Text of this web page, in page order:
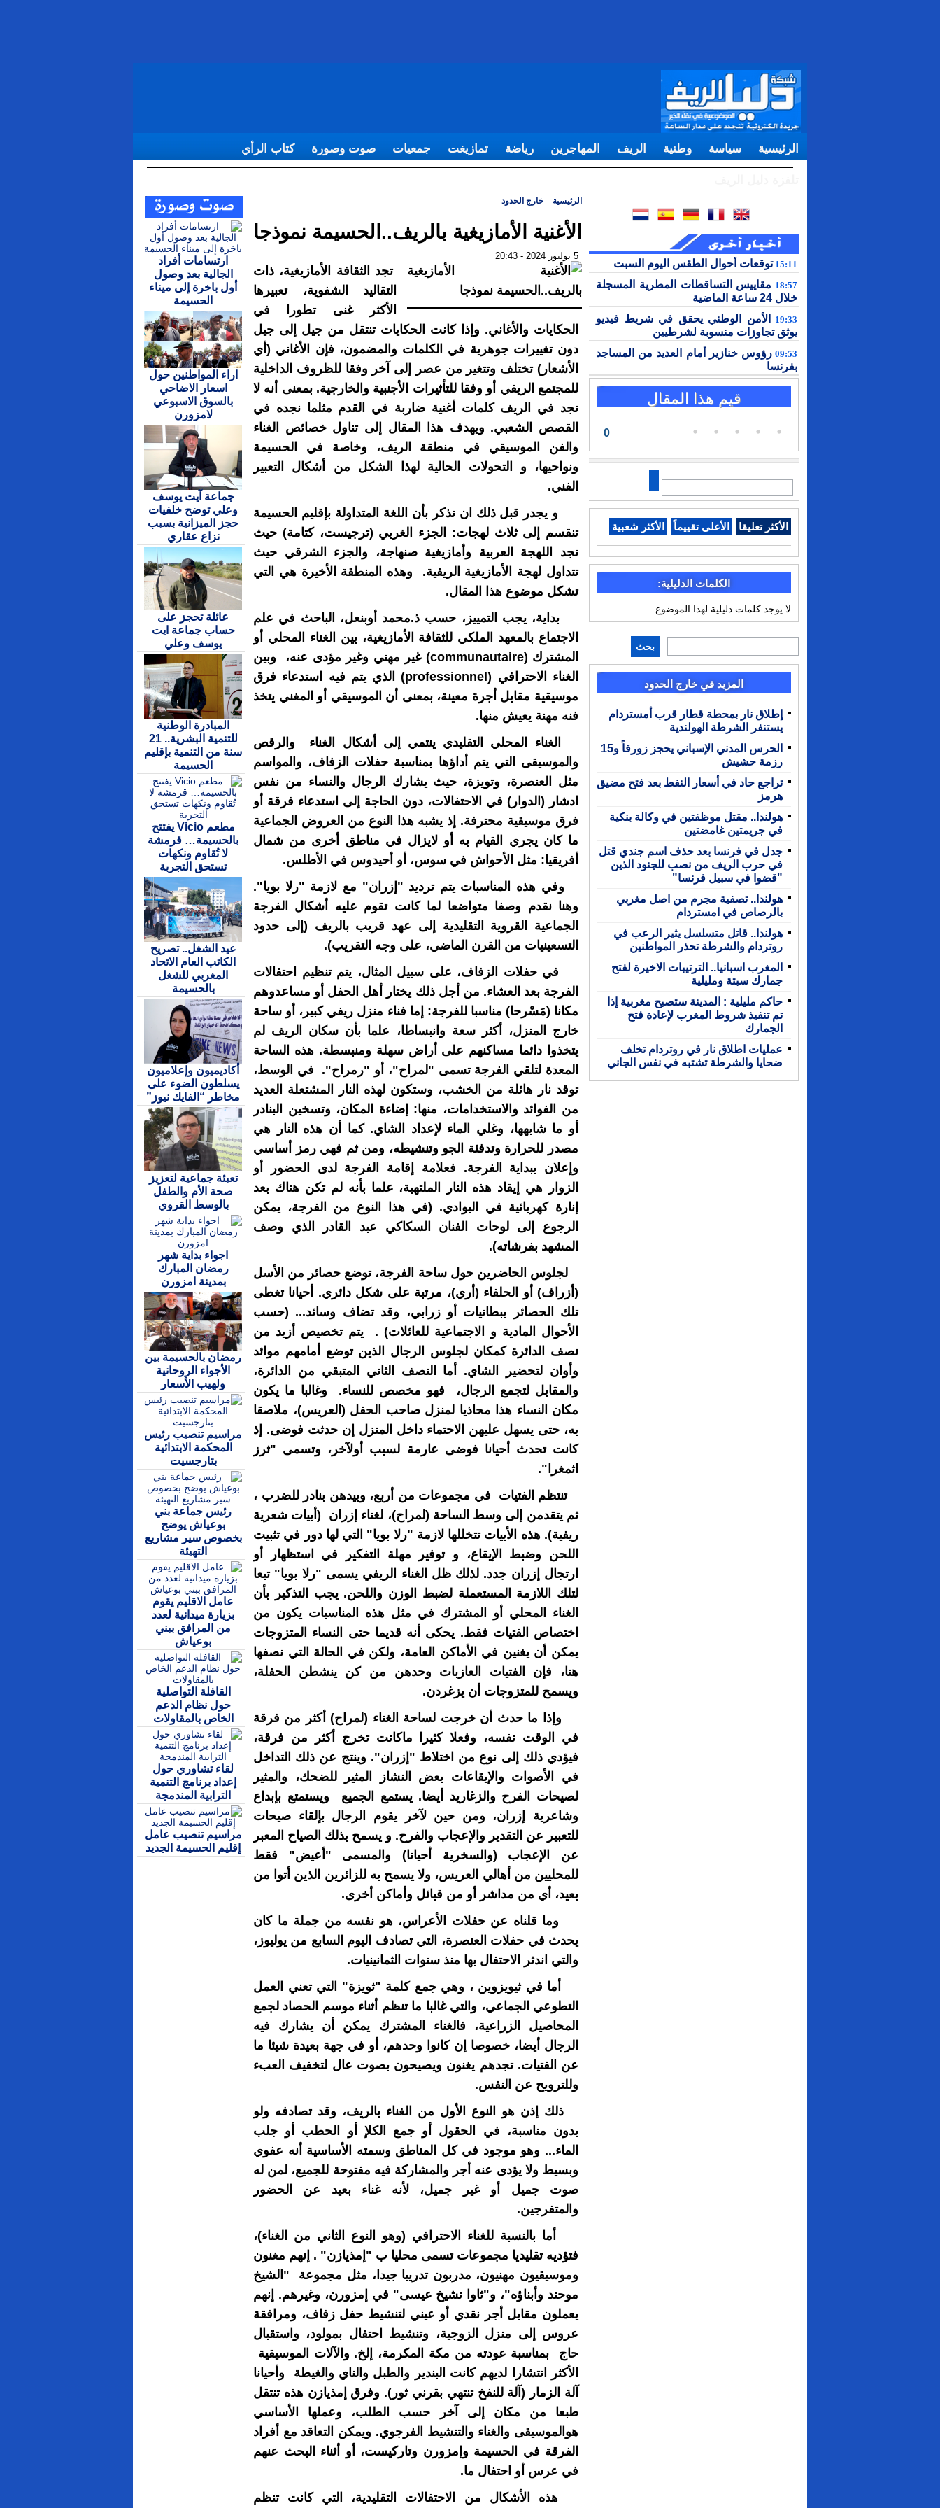
الرئيسية سياسة وطنية الريف المهاجرين رياضة تمازيغت جمعيات صوت وصورة كتاب الرأي
15:11 توقعات أحوال الطقس اليوم السبت
18:57 مقاييس التساقطات المطرية المسجلة
خلال 24 ساعة الماضية
19:33 الأمن الوطني يحقق في شريط فيديو
يوثق تجاوزات منسوبة لشرطيين
09:53 رؤوس خنازير أمام العديد من المساجد
بفرنسا
قيم هذا المقال
0
الأكثر تعليقا الأعلى تقييماً الأكثر شعبية
الكلمات الدليلية:
لا يوجد كلمات دليلية لهذا الموضوع
بحث
المزيد في خارج الحدود
إطلاق نار بمحطة قطار قرب أمستردام
يستنفر الشرطة الهولندية
الحرس المدني الإسباني يحجز زورقاً و15
رزمة حشيش
تراجع حاد في أسعار النفط بعد فتح مضيق
هرمز
هولندا.. مقتل موظفتين في وكالة بنكية
في جريمتين غامضتين
جدل في فرنسا بعد حذف اسم جندي قتل
في حرب الريف من نصب للجنود الذين
"قضوا في سبيل فرنسا"
هولندا.. تصفية مجرم من اصل مغربي
بالرصاص في امستردام
هولندا.. قاتل متسلسل يثير الرعب في
روتردام والشرطة تحذر المواطنين
المغرب اسبانيا.. الترتيبات الاخيرة لفتح
جمارك سبتة ومليلية
حاكم مليلية : المدينة ستصبح مغربية إذا
تم تنفيذ شروط المغرب لإعادة فتح
الجمارك
عمليات اطلاق نار في روتردام تخلف
ضحايا والشرطة تشتبه في نفس الجاني
الرئيسية خارج الحدود
الأغنية الأمازيغية بالريف..الحسيمة نموذجا
5 يوليوز 2024 - 20:43
تجد الثقافة الأمازيغية، ذات
التقاليد الشفوية، تعبيرها
الأكثر غنى تطورا في
الحكايات والأغاني. وإذا كانت الحكايات تنتقل من جيل إلى جيل
دون تغييرات جوهرية في الكلمات والمضمون، فإن الأغاني (أي
الأشعار) تختلف وتتغير من عصر إلى آخر وفقا للظروف الداخلية
للمجتمع الريفي أو وفقا للتأثيرات الأجنبية والخارجية. بمعنى أنه لا
نجد في الريف كلمات أغنية ضاربة في القدم مثلما نجده في
القصص الشعبي. ويهدف هذا المقال إلى تناول خصائص الغناء
والفن الموسيقي في منطقة الريف، وخاصة في الحسيمة
ونواحيها، و التحولات الحالية لهذا الشكل من أشكال التعبير
الفني.
و يجدر قبل ذلك ان نذكر بأن اللغة المتداولة بإقليم الحسيمة
تنقسم إلى ثلاث لهجات: الجزء الغربي (ترجيست، كتامة) حيث
نجد اللهجة العربية وأمازيغية صنهاجة، والجزء الشرقي حيث
تتداول لهجة الأمازيغية الريفية. وهذه المنطقة الأخيرة هي التي
تشكل موضوع هذا المقال.
بداية، يجب التمييز، حسب ذ.محمد أوبنعل، الباحث في علم
الاجتماع بالمعهد الملكي للثقافة الأمازيغية، بين الغناء المحلي أو
المشترك (communautaire) غير مهني وغير مؤدى عنه، وبين
الغناء الاحترافي (professionnel) الذي يتم فيه استدعاء فرق
موسيقية مقابل أجرة معينة، بمعنى أن الموسيقي أو المغني يتخذ
فنه مهنة يعيش منها.
الغناء المحلي التقليدي ينتمي إلى أشكال الغناء والرقص
والموسيقى التي يتم أداؤها بمناسبة حفلات الزفاف، والمواسم
مثل العنصرة، وتويزة، حيث يشارك الرجال والنساء من نفس
ادشار (الدوار) في الاحتفالات، دون الحاجة إلى استدعاء فرقة أو
فرق موسيقية محترفة. إذ يشبه هذا النوع من العروض الجماعية
ما كان يجري القيام به أو لايزال في مناطق أخرى من شمال
أفريقيا: مثل الأحواش في سوس، أو أحيدوس في الأطلس.
وفي هذه المناسبات يتم ترديد "إزران" مع لازمة "رلا بويا".
وهنا نقدم وصفا متواضعا لما كانت تقوم عليه أشكال الفرجة
الجماعية القروية التقليدية إلى عهد قريب بالريف (إلى حدود
التسعينيات من القرن الماضي، على وجه التقريب).
في حفلات الزفاف، على سبيل المثال، يتم تنظيم احتفالات
الفرجة بعد العشاء. من أجل ذلك يختار أهل الحفل أو مساعدوهم
مكانا (مَسْرحا) مناسبا للفرجة: إما فناء منزل ريفي كبير، أو ساحة
خارج المنزل، أكثر سعة وانبساطا، علما بأن سكان الريف لم
يتخذوا دائما مساكنهم على أراض سهلة ومنبسطة. هذه الساحة
المعدة لتلقي الفرجة تسمى "لمراح"، أو "رمراح". في الوسط،
توقد نار هائلة من الخشب، وستكون لهذه النار المشتعلة العديد
من الفوائد والاستخدامات، منها: إضاءة المكان، وتسخين البنادر
أو ما شابهها، وغلي الماء لإعداد الشاي. كما أن هذه النار هي
مصدر للحرارة وتدفئة الجو وتنشيطه، ومن ثم فهي رمز أساسي
وإعلان ببداية الفرجة. فعلامة إقامة الفرجة لدى الحضور أو
الزوار هي إيقاد هذه النار الملتهبة، علما بأنه لم تكن هناك بعد
إنارة كهربائية في البوادي. (في هذا النوع من الفرجة، يمكن
الرجوع إلى لوحات الفنان السكاكي عبد القادر الذي وصف
المشهد بفرشاته).
لجلوس الحاضرين حول ساحة الفرجة، توضع حصائر من الأسل
(أزراف) أو الحلفاء (أري)، مرتبة على شكل دائري. أحيانا تغطى
تلك الحصائر ببطانيات أو زرابي، وقد تضاف وسائد... (حسب
الأحوال المادية و الاجتماعية للعائلات) . يتم تخصيص أزيد من
نصف الدائرة كمكان لجلوس الرجال الذين توضع أمامهم موائد
وأوان لتحضير الشاي. أما النصف الثاني المتبقي من الدائرة،
والمقابل لتجمع الرجال، فهو مخصص للنساء. وغالبا ما يكون
مكان النساء هذا محاذيا لمنزل صاحب الحفل (العريس)، ملاصقا
به، حتى يسهل عليهن الاحتماء داخل المنزل إن حدثت فوضى. إذ
كانت تحدث أحيانا فوضى عارمة لسبب أولآخر، وتسمى "ثرز
اثمغرا".
تنتظم الفتيات في مجموعات من أربع، وبيدهن بنادر للضرب ،
ثم يتقدمن إلى وسط الساحة (لمراح)، لغناء إزران (أبيات شعرية
ريفية). هذه الأبيات تتخللها لازمة "رلا بويا" التي لها دور في تثبيت
اللحن وضبط الإيقاع، و توفير مهلة التفكير في استظهار أو
ارتجال إزران جدد. لذلك ظل الغناء الريفي يسمى "رلا بويا" تبعا
لتلك اللازمة المستعملة لضبط الوزن واللحن. يجب التذكير بأن
الغناء المحلي أو المشترك في مثل هذه المناسبات يكون من
اختصاص الفتيات فقط. يحكى أنه قديما حتى النساء المتزوجات
يمكن أن يغنين في الأماكن العامة، ولكن في الحالة التي نصفها
هنا، فإن الفتيات العازبات وحدهن من كن ينشطن الحفلة،
ويسمح للمتزوجات أن يزغردن.
وإذا ما حدث أن خرجت لساحة الغناء (لمراح) أكثر من فرقة
في الوقت نفسه، وفعلا كثيرا ماكانت تخرج أكثر من فرقة،
فيؤدي ذلك إلى نوع من اختلاط "إزران". وينتج عن ذلك التداخل
في الأصوات والإيقاعات بعض النشاز المثير للضحك، والمثير
لصيحات الفرح والزغاريد أيضا. يستمع الجميع ويستمتع بإبداع
وشاعرية إزران، ومن حين لآخر يقوم الرجال بإلقاء صيحات
للتعبير عن التقدير والإعجاب والفرح. و يسمح بذلك الصياح المعبر
عن الإعجاب (والسخرية أحيانا) والمسمى "أعيض" فقط
للمحليين من أهالي العريس، ولا يسمح به للزائرين الذين أتوا من
بعيد، أي من مداشر أو من قبائل وأماكن أخرى.
وما قلناه عن حفلات الأعراس، هو نفسه من جملة ما كان
يحدث في حفلات العنصرة، التي تصادف اليوم السابع من يوليوز،
والتي اندثر الاحتفال بها منذ سنوات الثمانينيات.
أما في ثيويزوين ، وهي جمع كلمة "ثويزة" التي تعني العمل
التطوعي الجماعي، والتي غالبا ما تنظم أثناء موسم الحصاد لجمع
المحاصيل الزراعية، فالغناء المشترك يمكن أن يشارك فيه
الرجال أيضا، خصوصا إن كانوا وحدهم، أو في جهة بعيدة شيئا ما
عن الفتيات. تجدهم يغنون ويصيحون بصوت عال لتخفيف العبء
وللترويح عن النفس.
ذلك إذن هو النوع الأول من الغناء بالريف، وقد تصادفه ولو
بدون مناسبة، في الحقول أو جمع الكلإ أو الحطب أو جلب
الماء... وهو موجود في كل المناطق وسمته الأساسية أنه عفوي
وبسيط ولا يؤدى عنه أجر والمشاركة فيه مفتوحة للجميع، لمن له
صوت جميل أو غير جميل، لأنه غناء بعيد عن الحضور
والمتفرجين.
أما بالنسبة للغناء الاحترافي (وهو النوع الثاني من الغناء)،
فتؤديه تقليديا مجموعات تسمى محليا ب "إمذيازن" . إنهم مغنون
وموسيقيون مهنيون، مدربون تدريبا جيدا، مثل مجموعة "الشيخ
موحند وأبناؤه"، و"ثاوا نشيخ عيسى" في إمزورن، وغيرهم. إنهم
يعملون مقابل أجر نقدي أو عيني لتنشيط حفل زفاف، ومرافقة
عروس إلى منزل الزوجية، وتنشيط احتفال بمولود، واستقبال
حاج بمناسبة عودته من مكة المكرمة، إلخ. والآلات الموسيقية
الأكثر انتشارا لديهم كانت البندير والطبل والناي والغيطة وأحيانا
آلة الزمار (آلة للنفخ تنتهي بقرني ثور). وفرق إمذيازن هذه تنتقل
طبعا من مكان إلى آخر حسب الطلب، وعملها الأساسي
هوالموسيقى والغناء والتنشيط الفرجوي. ويمكن التعاقد مع أفراد
الفرقة في الحسيمة وإمزورن وتاركيست، أو أثناء البحث عنهم
في عرس أو احتفال ما.
هذه الأشكال من الاحتفالات التقليدية، التي كانت تنظم
ارتسامات أفراد
الجالية بعد وصول
أول باخرة إلى ميناء
الحسيمة
اراء المواطنين حول
اسعار الاضاحي
بالسوق الاسبوعي
لامزورن
جماعة آيت يوسف
وعلي توضح خلفيات
حجز الميزانية بسبب
نزاع عقاري
عائلة تحجز على
حساب جماعة ايت
يوسف وعلي
المبادرة الوطنية
للتنمية البشرية.. 21
سنة من التنمية بإقليم
الحسيمة
مطعم Vicio يفتتح
بالحسيمة… قرمشة
لا تُقاوم ونكهات
تستحق التجربة
عيد الشغل.. تصريح
الكاتب العام الاتحاد
المغربي للشغل
بالحسيمة
أكاديميون وإعلاميون
يسلطون الضوء على
مخاطر “الفايك نيوز”
تعبئة جماعية لتعزيز
صحة الأم والطفل
بالوسط القروي
اجواء بداية شهر
رمضان المبارك
بمدينة امزورن
رمضان بالحسيمة بين
الأجواء الروحانية
ولهيب الأسعار
مراسيم تنصيب رئيس
المحكمة الابتدائية
بتارجسيت
رئيس جماعة بني
بوعياش يوضح
بخصوص سير مشاريع
التهيئة
عامل الاقليم يقوم
بزيارة ميدانية لعدد
من المرافق ببني
بوعياش
القافلة التواصلية
حول نظام الدعم
الخاص بالمقاولات
لقاء تشاوري حول
إعداد برنامج التنمية
الترابية المندمجة
مراسيم تنصيب عامل
إقليم الحسيمة الجديد